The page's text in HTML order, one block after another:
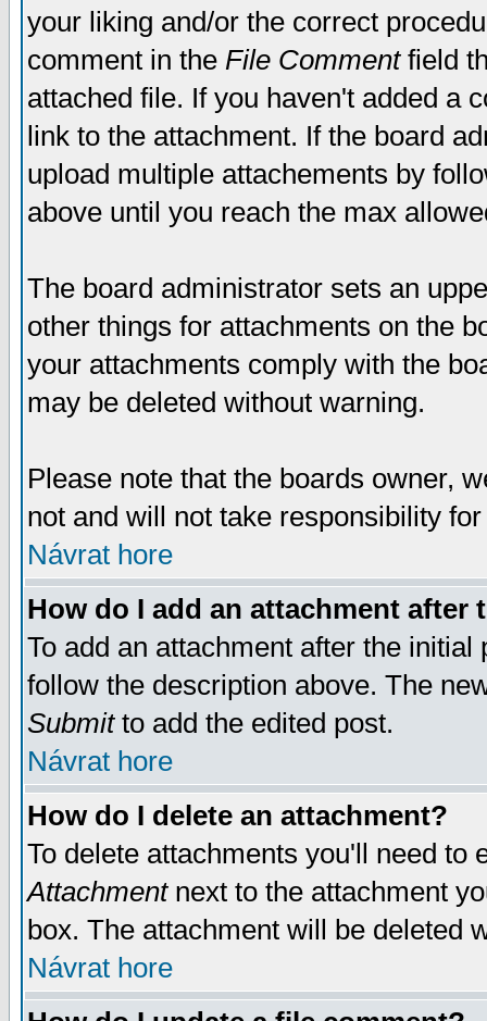
your liking and/or the correct
comment in the File Commentfield
attached file. If you haven't added a
link to the attachment. If the board
upload multiple attachements by
above until you reach the max
The board administrator sets an
other things for attachments on the
your attachments comply with the
may be deleted without warning.
Please note that the boards owner,
not and will not take responsibility
Návrat hore
How do I add an attachment after
To add an attachment after the
follow the description above. The
Submitto add the edited post.
Návrat hore
How do I delete an attachment?
To delete attachments you'll need
Attachmentnext to the attachment
box. The attachment will be deleted
Návrat hore